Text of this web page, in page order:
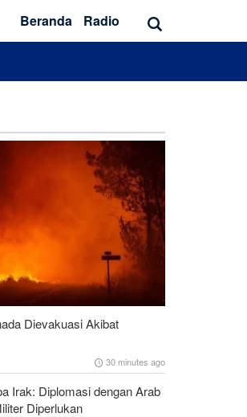
Beranda Radio
Dievakuasi Akibat
30 minutes ago
Irak: Diplomasi dengan Arab
Diperlukan